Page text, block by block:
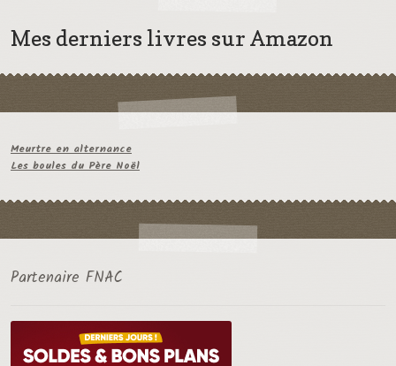
Mes derniers livres sur Amazon
Meurtre en alternance
Les boules du Père Noël
Partenaire FNAC